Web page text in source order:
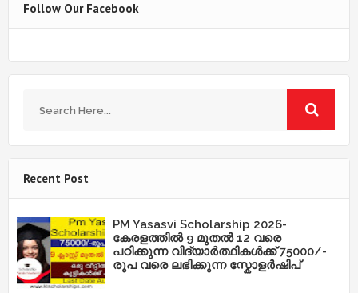
Follow Our Facebook
Recent Post
PM Yasasvi Scholarship 2026-
കേരളത്തിൽ 9 മുതൽ 12 വരെ
പഠിക്കുന്ന വിദ്യാർത്ഥികൾക്ക് 75000/-
രൂപ വരെ ലഭിക്കുന്ന സ്കോളർഷിപ്